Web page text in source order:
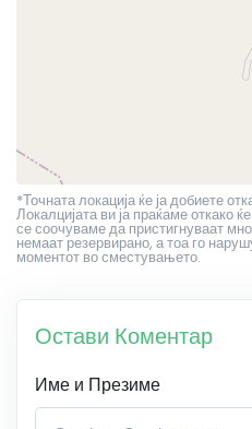
*Точната локација ќе ја добиете
Локалцијата ви ја праќаме откако
се соочуваме да пристигнуваат
немаат резервирано, а тоа го
моментот во сместувањето.
Остави Коментар
Име и Презиме